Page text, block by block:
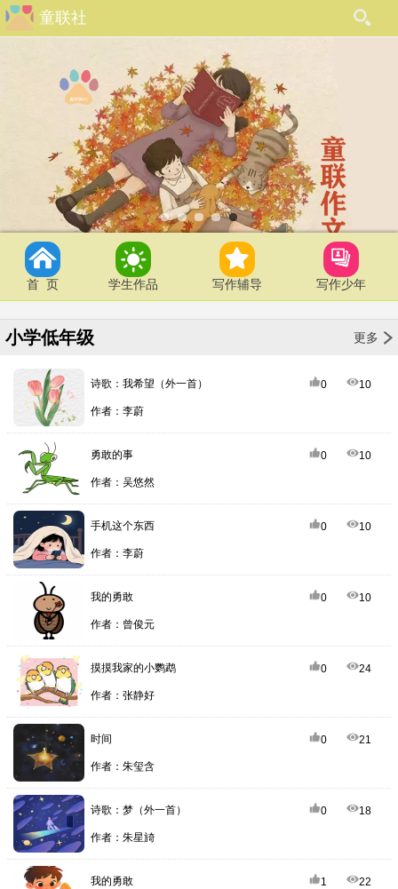
童联社
首 页 学生作品 写作辅导 写作少年
小学低年级 更多
诗歌：我希望（外一首） 0 10
作者：李蔚
勇敢的事 0 10
作者：吴悠然
手机这个东西 0 10
作者：李蔚
我的勇敢 0 10
作者：曾俊元
摸摸我家的小鹦鹉 0 24
作者：张静好
时间 0 21
作者：朱玺含
诗歌：梦（外一首） 0 18
作者：朱星旑
我的勇敢 1 22